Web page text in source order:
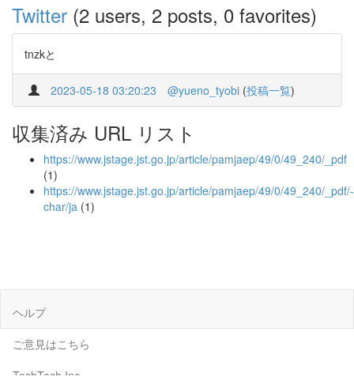
Twitter (2 users, 2 posts, 0 favorites)
tnzkと
2023-05-18 03:20:23 @yueno_tyobi (投稿一覧)
収集済み URL リスト
https://www.jstage.jst.go.jp/article/pamjaep/49/0/49_240/_pdf
(1)
https://www.jstage.jst.go.jp/article/pamjaep/49/0/49_240/_pdf/-
char/ja (1)
ヘルプ
ご意見はこちら
TechTech Inc.